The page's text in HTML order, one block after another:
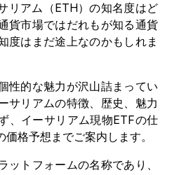
リアム（ETH）の知名度はど
貨市場ではだれもが知る通貨
度はまだ途上なのかもしれま
性的な魅力が沢山詰まってい
サリアムの特徴、歴史、魅力
、イーサリアム現物ETFの仕
格予想までご案内します。
ットフォームの名称であり、